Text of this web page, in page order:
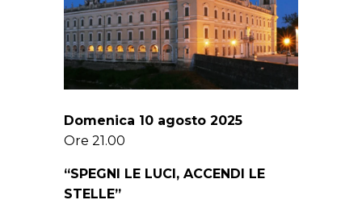
Domenica 10 agosto 2025
Ore 21.00
“SPEGNI LE LUCI, ACCENDI LE
STELLE”